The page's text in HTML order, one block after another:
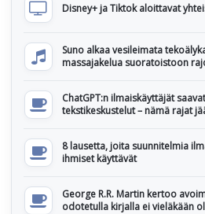
Disney+ ja Tiktok aloittavat
Suno alkaa vesileimata
massajakelua suoratoistoon
ChatGPT:n ilmaiskäyttäjät
tekstikeskustelut – nämä rajat
8 lausetta, joita suunnitelmia
ihmiset käyttävät
George R.R. Martin kertoo
odotetulla kirjalla ei vieläkään